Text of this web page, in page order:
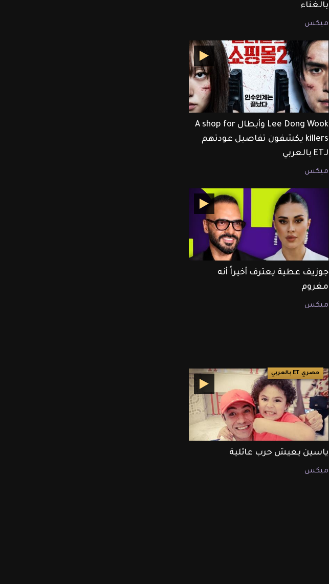
بالغناء
ميكس
Lee Dong Wook وأبطال A shop for
killers يكشفون تفاصيل عودتهم
لـET بالعربي
ميكس
جوزيف عطية يعترف أخيراً أنه
مغروم
ميكس
حصري ET بالعربي
ياسين يعيش حرب عائلية
ميكس